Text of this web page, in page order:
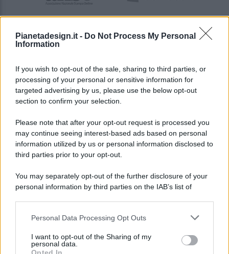
Pianetadesign.it - Do Not Process My Personal
Information
If you wish to opt-out of the sale, sharing to third parties, or
processing of your personal or sensitive information for
targeted advertising by us, please use the below opt-out
section to confirm your selection.
Please note that after your opt-out request is processed you
may continue seeing interest-based ads based on personal
information utilized by us or personal information disclosed to
third parties prior to your opt-out.
You may separately opt-out of the further disclosure of your
personal information by third parties on the IAB’s list of
This information may also be disclosed by us to third parties
disclose it to other third parties.
Personal Data Processing Opt Outs
I want to opt-out of the Sharing of my
personal data.
© 2026 - Pianeta Design - P.IVA 04827280654 - Testata
Registrata Al Tribunale Di Nocera Inferiore N. 8/2020 - RG N.
ISCRIZIONE AL ROC N. 35792 – ISCRITTA ALL’ANSO
(ASSOCIAZIONE NAZIONALE STAMPA ONLINE)
PREFERENZE PRIVACY